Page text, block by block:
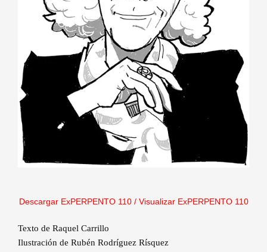
Descargar ExPERPENTO 110 / Visualizar ExPERPENTO 110
Texto de Raquel Carrillo
Ilustración de Rubén Rodríguez Rísquez